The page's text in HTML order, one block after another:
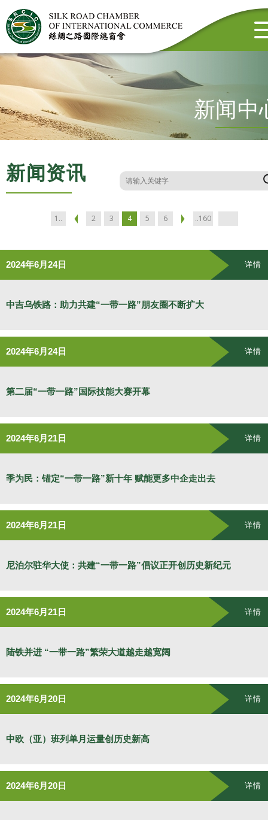
新闻中
新闻资讯
1.. 2 3 4 5 6 ..160
2024年6月24日
中吉乌铁路：助力共建“一带一路”朋友圈不断扩大
详情
2024年6月24日
第二届“一带一路”国际技能大赛开幕
详情
2024年6月21日
季为民：锚定“一带一路”新十年 赋能更多中企走出去
详情
2024年6月21日
尼泊尔驻华大使：共建“一带一路”倡议正开创历史新纪元
详情
2024年6月21日
陆铁并进 “一带一路”繁荣大道越走越宽阔
详情
2024年6月20日
中欧（亚）班列单月运量创历史新高
详情
2024年6月20日 详情